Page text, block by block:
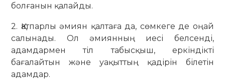
болғанын қалайды.
2. Қатпарлы әмиян қалтаға да, сөмкеге де оңай
салынады. Ол әмиянның иесі белсенді,
адамдармен тіл табысқыш, еркіндікті
бағалайтын және уақыттың қадірін білетін
адамдар.